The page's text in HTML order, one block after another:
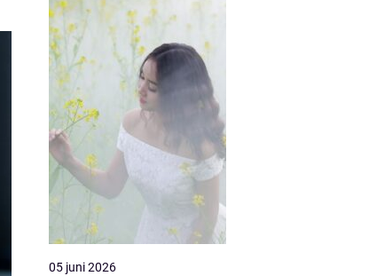
05 juni 2026